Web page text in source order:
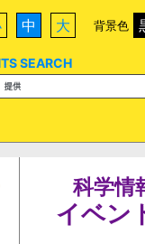
中 大 背景色
SEARCH
科学情
イベン